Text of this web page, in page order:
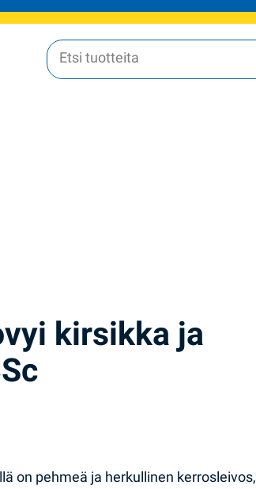
kirsikka ja
on pehmeä ja herkullinen kerrosleivos,